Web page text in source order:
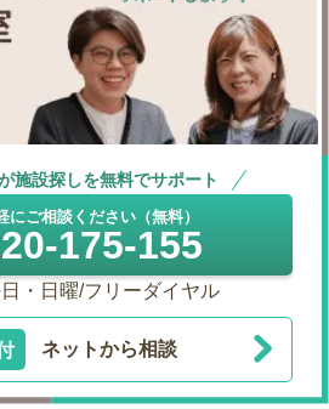
施設探しを無料でサポート
にご相談ください（無料）
175-155
・日曜/フリーダイヤル
ネットから相談